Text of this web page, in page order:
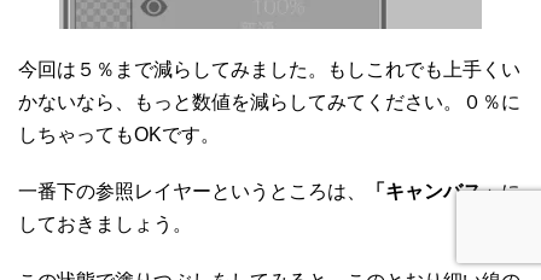
今回は５％まで減らしてみました。もしこれでも上手くい
かないなら、もっと数値を減らしてみてください。０％に
しちゃってもOKです。
一番下の参照レイヤーというところは、 「キャンバス」に
しておきましょう。